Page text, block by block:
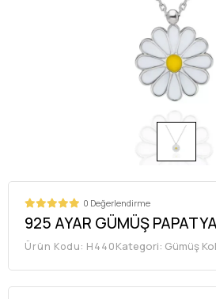
0 Değerlendirme
925 AYAR GÜMÜŞ
Ürün Kodu: H440Kategori: Gümüş